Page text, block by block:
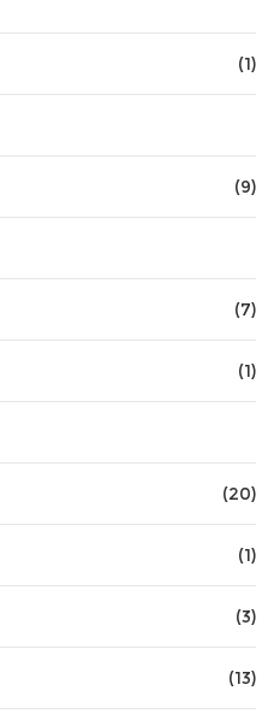
(1)
(9)
(7)
(1)
(20)
(1)
(3)
(13)